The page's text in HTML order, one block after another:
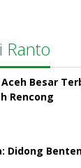
Ranto
Aceh Besar
Rencong
Didong